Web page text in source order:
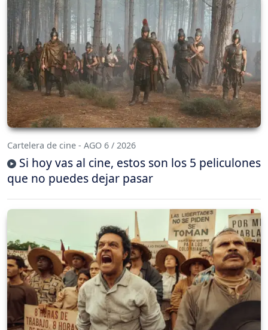
Cartelera de cine - AGO 6 / 2026
Si hoy vas al cine, estos son los 5 peliculones
que no puedes dejar pasar